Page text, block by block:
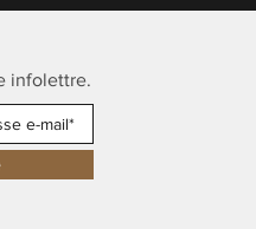
infolettre.